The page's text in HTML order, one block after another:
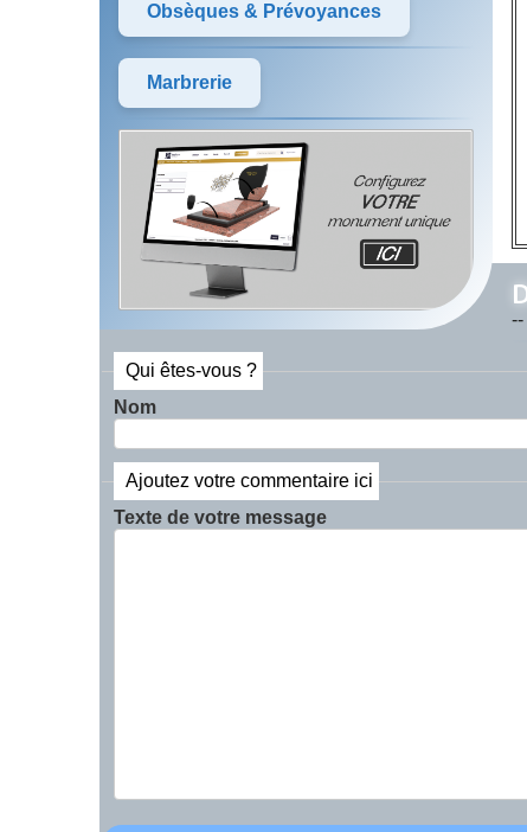
Obsèques & Prévoyances
Marbrerie
--
Qui êtes-vous ?
Nom
Ajoutez votre commentaire ici
Texte de votre message